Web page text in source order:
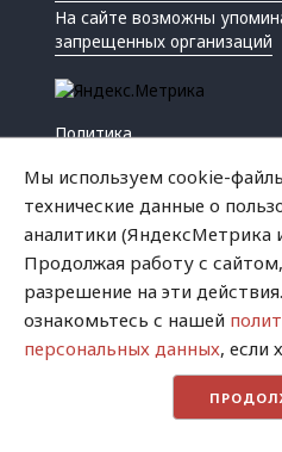
На сайте возможны
запрещенных организаций
Политика
Криминал
Успех
Хватит это терпеть
Мы используем cookie-
технические данные о
аналитики (ЯндексМетрика
Продолжая работу с
разрешение на эти
ознакомьтесь с нашей
персональных данных, если